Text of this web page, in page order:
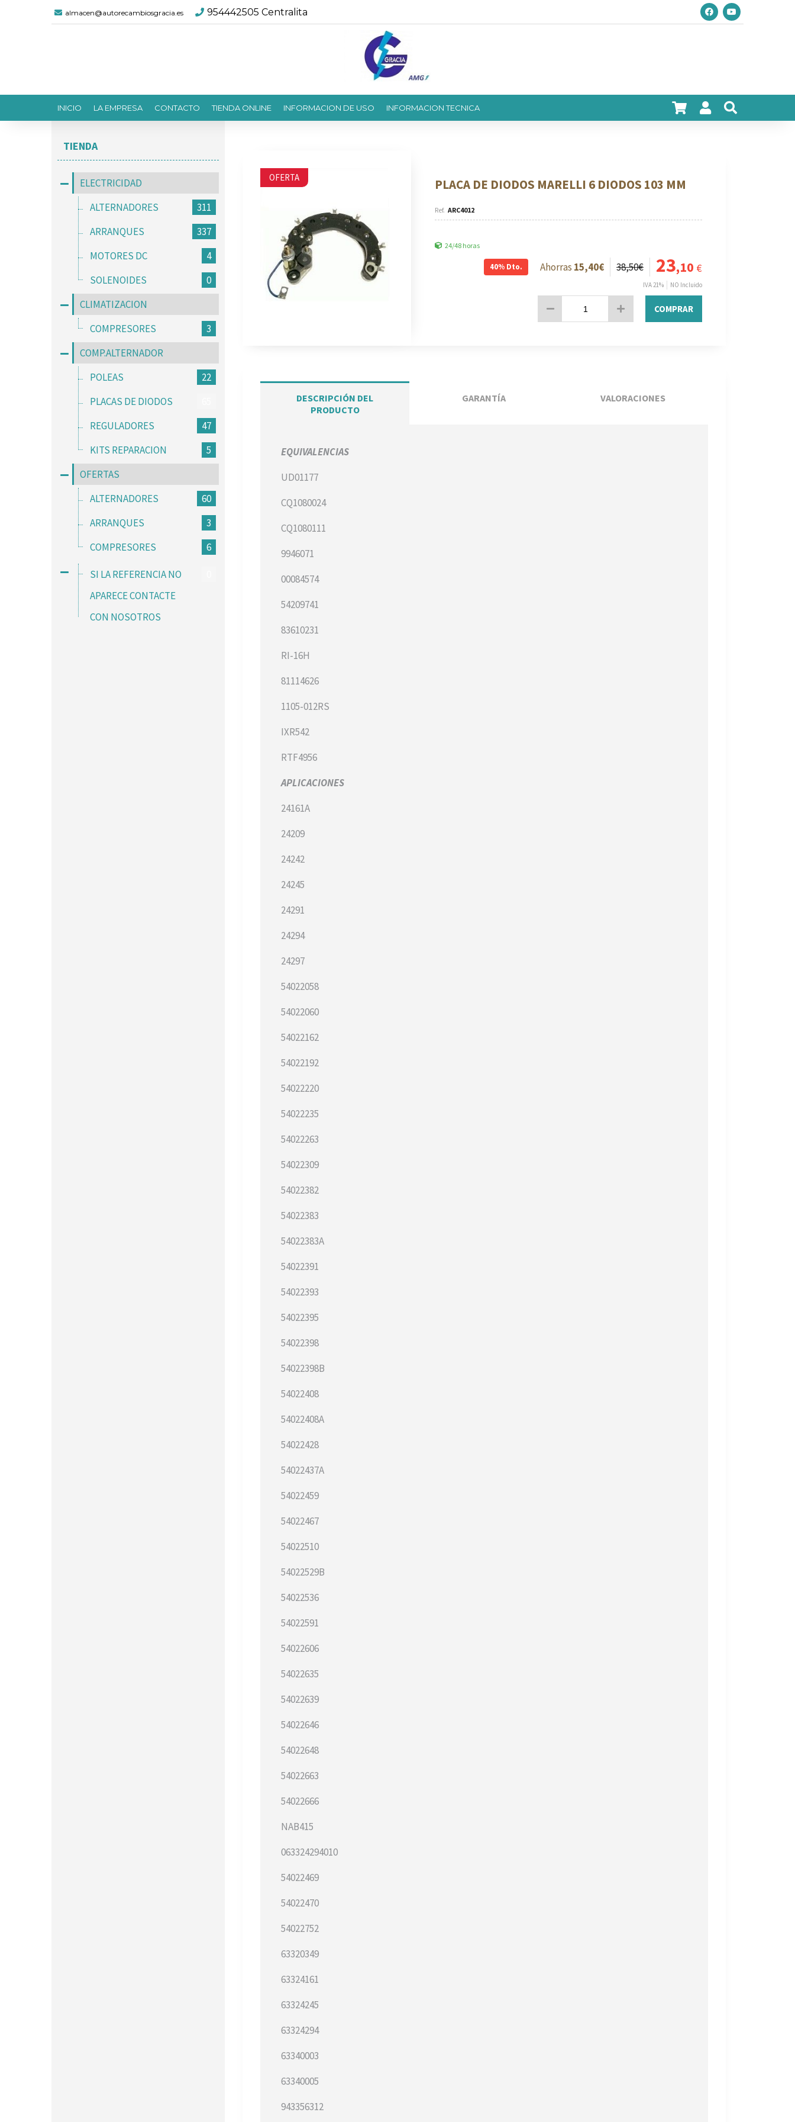
almacen@autorecambiosgracia.es 954442505 Centralita
INICIO LA EMPRESA CONTACTO TIENDA ONLINE INFORMACION DE USO INFORMACION TECNICA
TIENDA
ELECTRICIDAD
ALTERNADORES
311
ARRANQUES
337
MOTORES DC
4
SOLENOIDES
0
CLIMATIZACION
COMPRESORES
3
COMP.ALTERNADOR
POLEAS
22
PLACAS DE DIODOS
REGULADORES
47
KITS REPARACION
5
OFERTAS
ALTERNADORES
60
ARRANQUES
3
COMPRESORES
6
SI LA REFERENCIA NO
APARECE CONTACTE
CON NOSOTROS
OFERTA PLACA DE DIODOS MARELLI 6 DIODOS 103 MM
ARC4012
24/48 horas
40% Dto. 15,40€ 38,50€ 23,10 €
IVA 21% NO Incluido
COMPRAR
DESCRIPCIÓN DEL
PRODUCTO
GARANTÍA VALORACIONES
EQUIVALENCIAS
UD01177
CQ1080024
CQ1080111
9946071
00084574
54209741
83610231
RI-16H
81114626
1105-012RS
IXR542
RTF4956
APLICACIONES
24161A
24209
24242
24245
24291
24294
24297
54022058
54022060
54022162
54022192
54022220
54022235
54022263
54022309
54022382
54022383
54022383A
54022391
54022393
54022395
54022398
54022398B
54022408
54022408A
54022428
54022437A
54022459
54022467
54022510
54022529B
54022536
54022591
54022606
54022635
54022639
54022646
54022648
54022663
54022666
NAB415
063324294010
54022469
54022470
54022752
63320349
63324161
63324245
63324294
63340003
63340005
943356312